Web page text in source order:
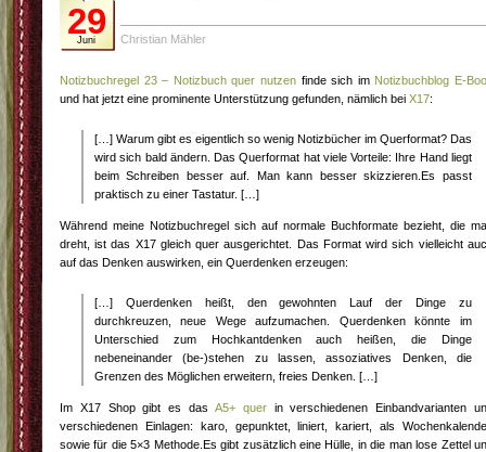
29
Juni Christian Mähler
Notizbuchregel 23 – Notizbuch quer nutzen finde sich im Notizbuchblog E-
und hat jetzt eine prominente Unterstützung gefunden, nämlich bei X17:
[…] Warum gibt es eigentlich so wenig Notizbücher im Querformat? Das
wird sich bald ändern. Das Querformat hat viele Vorteile: Ihre Hand liegt
beim Schreiben besser auf. Man kann besser skizzieren.Es passt
praktisch zu einer Tastatur. […]
Während meine Notizbuchregel sich auf normale Buchformate bezieht, die
dreht, ist das X17 gleich quer ausgerichtet. Das Format wird sich vielleicht
auf das Denken auswirken, ein Querdenken erzeugen:
[…] Querdenken heißt, den gewohnten Lauf der Dinge zu
durchkreuzen, neue Wege aufzumachen. Querdenken könnte im
Unterschied zum Hochkantdenken auch heißen, die Dinge
nebeneinander (be-)stehen zu lassen, assoziatives Denken, die
Grenzen des Möglichen erweitern, freies Denken. […]
Im X17 Shop gibt es das A5+ querin verschiedenen Einbandvarianten
verschiedenen Einlagen: karo, gepunktet, liniert, kariert, als
sowie für die 5×3 Methode.Es gibt zusätzlich eine Hülle, in die man lose Zettel